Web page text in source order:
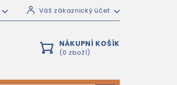
Váš zákaznický účet
NÁKUPNÍ KOŠÍK
(0 zboží)